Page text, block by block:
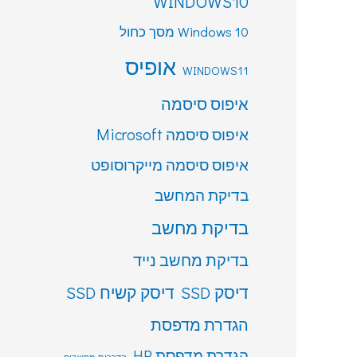
Windows 10 מסך כחול
WINDOWS11 אופיס
איפוס סיסמה
איפוס סיסמה Microsoft
איפוס סיסמה מייקרוסופט
בדיקת המחשב
בדיקת מחשב
בדיקת מחשב נייד
דיסק SSD דיסק קשיח SSD
הגדרת מדפסת